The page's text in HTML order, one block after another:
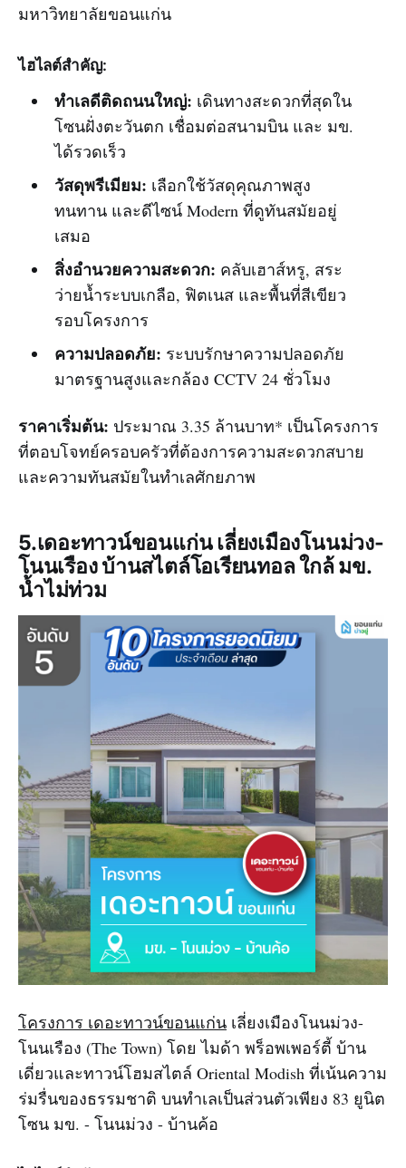
มหาวิทยาลัยขอนแก่น
ไฮไลต์สำคัญ:
ทำเลดีติดถนนใหญ่: เดินทางสะดวกที่สุดใน
โซนฝั่งตะวันตก เชื่อมต่อสนามบิน และ มข.
ได้รวดเร็ว
วัสดุพรีเมียม: เลือกใช้วัสดุคุณภาพสูง
ทนทาน และดีไซน์ Modern ที่ดูทันสมัยอยู่
เสมอ
สิ่งอำนวยความสะดวก: คลับเฮาส์หรู, สระ
ว่ายน้ำระบบเกลือ, ฟิตเนส และพื้นที่สีเขียว
รอบโครงการ
ความปลอดภัย: ระบบรักษาความปลอดภัย
มาตรฐานสูงและกล้อง CCTV 24 ชั่วโมง
ราคาเริ่มต้น: ประมาณ 3.35 ล้านบาท* เป็นโครงการ
ที่ตอบโจทย์ครอบครัวที่ต้องการความสะดวกสบาย
และความทันสมัยในทำเลศักยภาพ
5.เดอะทาวน์ขอนแก่น เลี่ยงเมืองโนนม่วง-
โนนเรือง บ้านสไตล์โอเรียนทอล ใกล้ มข.
น้ำไม่ท่วม
โครงการ เดอะทาวน์ขอนแก่น เลี่ยงเมืองโนนม่วง-
โนนเรือง (The Town) โดย ไมด้า พร็อพเพอร์ตี้ บ้าน
เดี่ยวและทาวน์โฮมสไตล์ Oriental Modish ที่เน้นความ
ร่มรื่นของธรรมชาติ บนทำเลเป็นส่วนตัวเพียง 83 ยูนิต
โซน มข. - โนนม่วง - บ้านค้อ